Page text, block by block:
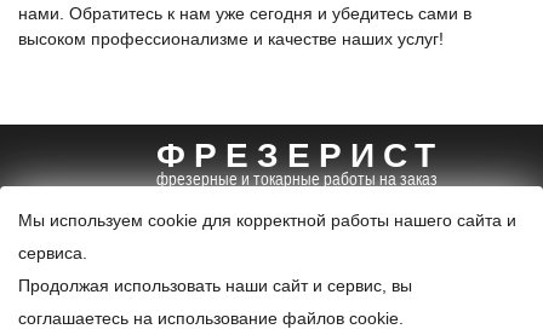
нами. Обратитесь к нам уже сегодня и убедитесь сами в
высоком профессионализме и качестве наших услуг!
ФРЕЗЕРИСТ
фрезерные и токарные работы на заказ
© 2024. Все права защищены.
Политика конфиденциальности и обработки персональных
данных
Мы используем cookie для корректной работы нашего сайта и
сервиса.
Продолжая использовать наши сайт и сервис, вы
соглашаетесь на использование файлов cookie.